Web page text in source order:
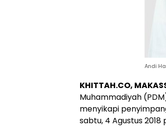
Andi
KHITTAH.CO,
Muhammadiyah
menyikapi
sabtu, 4 Agustus